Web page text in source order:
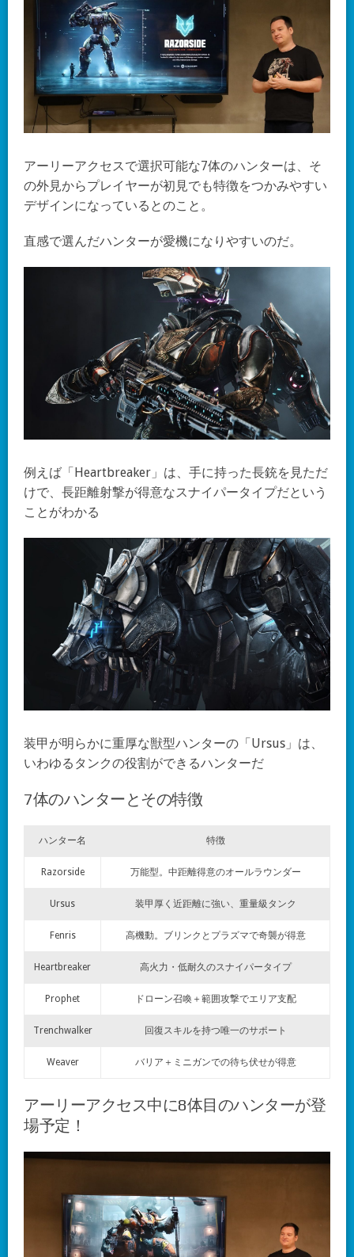
アーリーアクセスで選択可能な7体のハンターは、そ
の外見からプレイヤーが初見でも特徴をつかみやすい
デザインになっているとのこと。
直感で選んだハンターが愛機になりやすいのだ。
例えば「Heartbreaker」は、手に持った長銃を見ただ
けで、長距離射撃が得意なスナイパータイプだという
ことがわかる
装甲が明らかに重厚な獣型ハンターの「Ursus」は、
いわゆるタンクの役割ができるハンターだ
7体のハンターとその特徴
ハンター名 特徴
Razorside 万能型。中距離得意のオールラウンダー
Ursus 装甲厚く近距離に強い、重量級タンク
Fenris 高機動。ブリンクとプラズマで奇襲が得意
Heartbreaker 高火力・低耐久のスナイパータイプ
Prophet ドローン召喚＋範囲攻撃でエリア支配
Trenchwalker 回復スキルを持つ唯一のサポート
Weaver バリア＋ミニガンでの待ち伏せが得意
アーリーアクセス中に8体目のハンターが登
場予定！